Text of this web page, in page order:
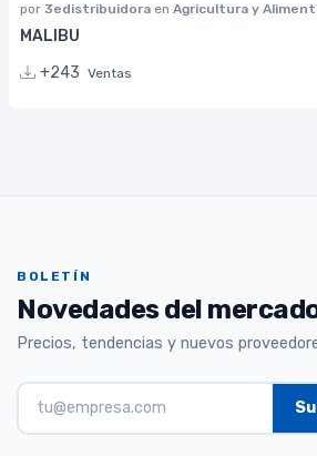
por 3edistribuidora en Agricultura y
MALIBU
+243 Ventas
BOLETÍN
Novedades del
Precios, tendencias y nuevos